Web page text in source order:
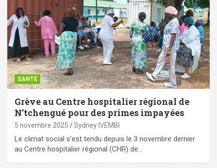
SANTÉ
Grève au Centre hospitalier régional de
N’tchengué pour des primes impayées
5 novembre 2025 Sydney IVEMBI
Le climat social s’est tendu depuis le 3 novembre dernier
au Centre hospitalier régional (CHR) de…